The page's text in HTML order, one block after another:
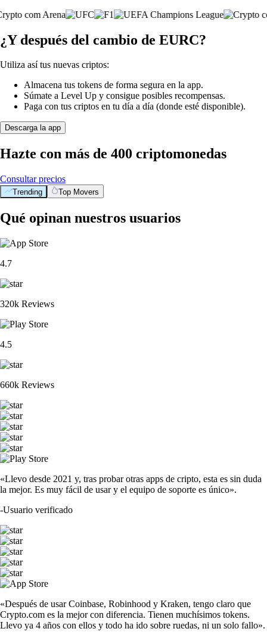
¿Y después del cambio de EURC?
Utiliza así tus nuevas criptos:
Almacena tus tokens de forma segura en la app.
Súmate a Level Up y consigue posibles recompensas.
Paga con tus criptos en tu día a día (donde esté disponible).
Descarga la app
Hazte con más de 400 criptomonedas
Consultar precios
Trending Top Movers
Qué opinan nuestros usuarios
4.7
320k Reviews
4.5
660k Reviews
«Llevo desde 2021 y, tras probar otras apps de cripto, esta es sin duda
la mejor. Es muy fácil de usar y el equipo de soporte es único».
-Usuario verificado
«Después de usar Coinbase, Robinhood y Kraken, tengo claro que
Crypto.com es la mejor con diferencia. Tienen muchísimos tokens.
Llevo ya 4 años con ellos y todo ha ido sobre ruedas, ni un solo fallo».